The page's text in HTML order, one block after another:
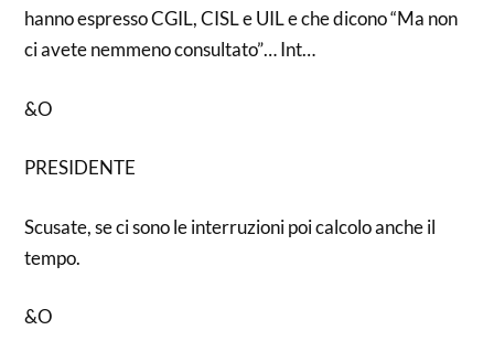
hanno espresso CGIL, CISL e UIL e che dicono “Ma non
ci avete nemmeno consultato”… Int…
&O
PRESIDENTE
Scusate, se ci sono le interruzioni poi calcolo anche il
tempo.
&O